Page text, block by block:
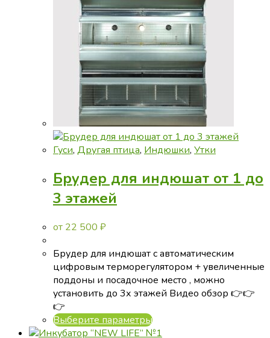
Гуси, Другая птица, Индюшки, Утки
Брудер для индюшат от 1 до
3 этажей
от 22 500 ₽
Брудер для индюшат с автоматическим
цифровым терморегулятором + увеличенные
поддоны и посадочное место , можно
установить до 3х этажей Видео обзор 👉👉
👉
Выберите параметрыЭтот
товар